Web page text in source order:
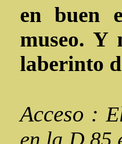
en buen
museo. Y
laberinto
Acceso :
en la D 85